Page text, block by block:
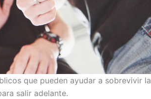
que pueden ayudar a sobrevivir la
salir adelante.